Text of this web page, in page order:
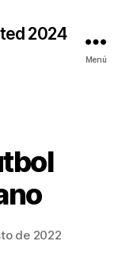
2024
Menú
de 2022